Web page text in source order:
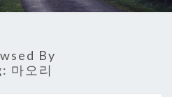
By
마오리